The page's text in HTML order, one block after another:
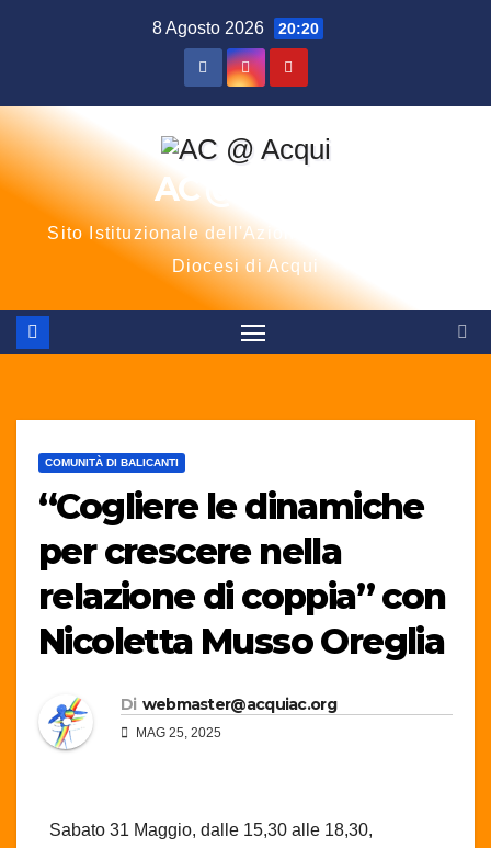
8 Agosto 2026 20:20
AC @ Acqui
Sito Istituzionale dell'Azione Cattolica della
Diocesi di Acqui
COMUNITÀ DI BALICANTI
“Cogliere le dinamiche
per crescere nella
relazione di coppia” con
Nicoletta Musso Oreglia
Di webmaster@acquiac.org
MAG 25, 2025
Sabato 31 Maggio, dalle 15,30 alle 18,30,